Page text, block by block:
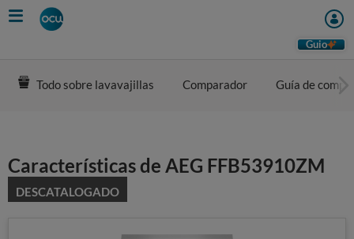
Skip
to
Guio
Todo sobre lavavajillas Comparador Guía de
Características de AEG FFB53910ZM
DESCATALOGADO